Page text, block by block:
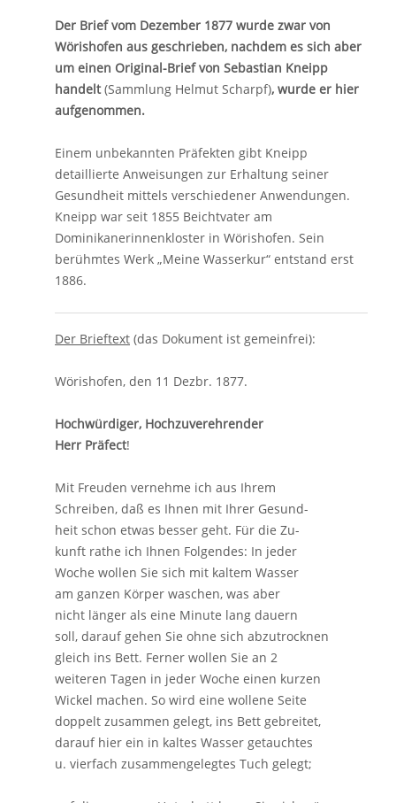
Der Brief vom Dezember 1877 wurde zwar von
Wörishofen aus geschrieben, nachdem es sich aber
um einen Original-Brief von Sebastian Kneipp
handelt(Sammlung Helmut Scharpf), wurde er hier
aufgenommen.
Einem unbekannten Präfekten gibt Kneipp
detaillierte Anweisungen zur Erhaltung seiner
Gesundheit mittels verschiedener Anwendungen.
Kneipp war seit 1855 Beichtvater am
Dominikanerinnenkloster in Wörishofen. Sein
berühmtes Werk „Meine Wasserkur“ entstand erst
1886.
Der Brieftext (das Dokument ist gemeinfrei):
Wörishofen, den 11 Dezbr. 1877.
Hochwürdiger, Hochzuverehrender
Herr Präfect!
Mit Freuden vernehme ich aus Ihrem
Schreiben, daß es Ihnen mit Ihrer Gesund-
heit schon etwas besser geht. Für die Zu-
kunft rathe ich Ihnen Folgendes: In jeder
Woche wollen Sie sich mit kaltem Wasser
am ganzen Körper waschen, was aber
nicht länger als eine Minute lang dauern
soll, darauf gehen Sie ohne sich abzutrocknen
gleich ins Bett. Ferner wollen Sie an 2
weiteren Tagen in jeder Woche einen kurzen
Wickel machen. So wird eine wollene Seite
doppelt zusammen gelegt, ins Bett gebreitet,
darauf hier ein in kaltes Wasser getauchtes
u. vierfach zusammengelegtes Tuch gelegt;